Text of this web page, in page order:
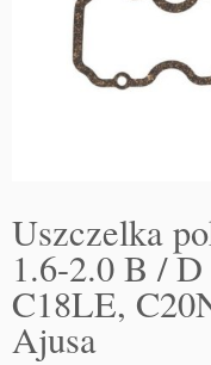
Uszczelka
1.6-2.0 B /
C18LE,
Ajusa